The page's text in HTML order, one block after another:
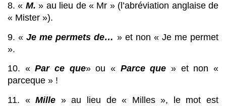
8. « M. » au lieu de « Mr » (l’abréviation anglaise de
« Mister »).
9. « Je me permets de… » et non « Je me permet
».
10. « Par ce que» ou « Parce que » et non «
parceque » !
11. « Mille » au lieu de « Milles », le mot est